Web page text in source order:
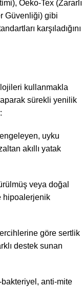
Oeko-Tex (Zararlı
Güvenliği) gibi
karşıladığını
kullanmakla
sürekli yenilik
uyku
akıllı yatak
veya doğal
hipoalerjenik
göre sertlik
destek sunan
anti-mite